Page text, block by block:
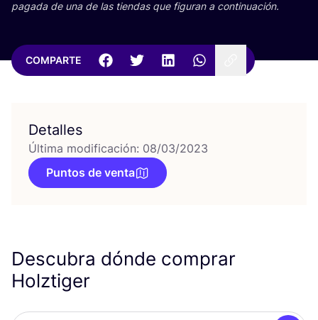
paga­da de una de las tien­das que figu­ran a continuación.
COMPARTE
Detalles
Última modificación: 08/03/2023
Puntos de venta
Descubra dónde comprar
Holztiger